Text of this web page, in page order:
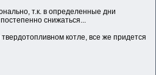
т.к. в определенные дни
снижаться...
котле, все же придется